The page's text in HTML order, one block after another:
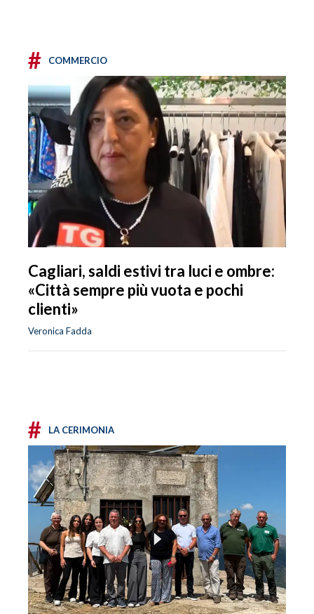
# COMMERCIO
Cagliari, saldi estivi tra luci e ombre:
«Città sempre più vuota e pochi
clienti»
Veronica Fadda
# LA CERIMONIA